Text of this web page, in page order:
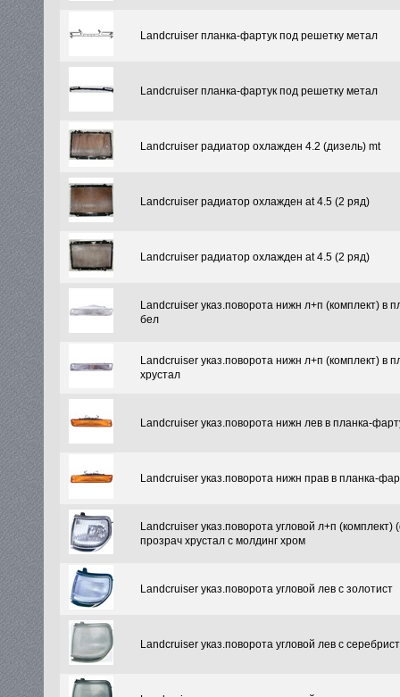
Landcruiser планка-фартук под решетку метал
Landcruiser планка-фартук под решетку метал
Landcruiser радиатор охлажден 4.2 (дизель) mt
Landcruiser радиатор охлажден at 4.5 (2 ряд)
Landcruiser радиатор охлажден at 4.5 (2 ряд)
Landcruiser указ.поворота нижн л+п (комплект) в
бел
Landcruiser указ.поворота нижн л+п (комплект) в
хрустал
Landcruiser указ.поворота нижн лев в планка-
Landcruiser указ.поворота нижн прав в планка-
Landcruiser указ.поворота угловой л+п (комплект)
прозрач хрустал с молдинг хром
Landcruiser указ.поворота угловой лев с золотист
Landcruiser указ.поворота угловой лев с серебрист